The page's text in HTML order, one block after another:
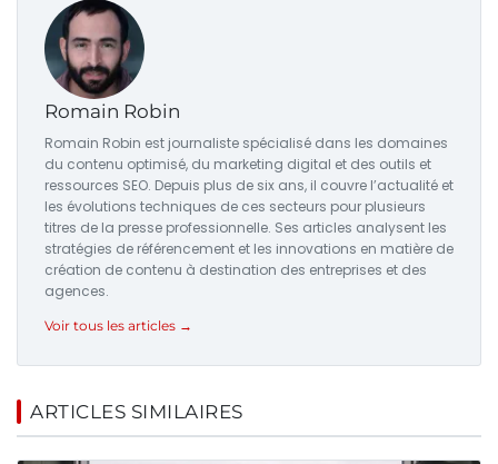
Romain Robin
Romain Robin est journaliste spécialisé dans les domaines
du contenu optimisé, du marketing digital et des outils et
ressources SEO. Depuis plus de six ans, il couvre l’actualité et
les évolutions techniques de ces secteurs pour plusieurs
titres de la presse professionnelle. Ses articles analysent les
stratégies de référencement et les innovations en matière de
création de contenu à destination des entreprises et des
agences.
Voir tous les articles →
ARTICLES SIMILAIRES